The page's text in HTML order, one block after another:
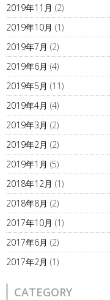
2019年11月 (2)
2019年10月 (1)
2019年7月 (2)
2019年6月 (4)
2019年5月 (11)
2019年4月 (4)
2019年3月 (2)
2019年2月 (2)
2019年1月 (5)
2018年12月 (1)
2018年8月 (2)
2017年10月 (1)
2017年6月 (2)
2017年2月 (1)
CATEGORY